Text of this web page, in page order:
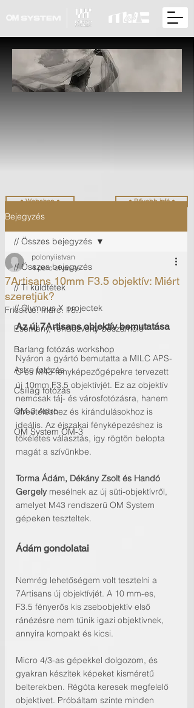
Bejegyzés
// Összes bejegyzés
// Ti küldtétek
// Olympus X projectek
Esemény, rendezvény beszámoló
Barlang fotózás workshop
Astro fotózás
Csillag fotózás
OM-3 Astro
OM System OM-3
// Összes bejegyzés
7Artisans 10mm F3.5 objektív: Miért
szeretjük?
polonyiistvan
4 perc olvasás
Frissítve:márc. 18.
Az új 7Artisans objektív bemutatása
Nyáron a gyártó bemutatta a MILC APS-
C és M43 fényképezőgépekre tervezett
új 10mm F3.5 objektívjét. Ez az objektív
nemcsak táj- és városfotózásra, hanem
streeteléshez és kirándulásokhoz is
ideális. Az éjszakai fényképezéshez is
tökéletes választás, így rögtön belopta
magát a szívünkbe.
Torma Ádám, Dékány Zsolt és Handó
Gergely mesélnek az új süti-objektívről,
amelyet M43 rendszerű OM System
gépeken teszteltek.
Ádám gondolatai
Nemrég lehetőségem volt tesztelni a
7Artisans új objektívjét. A 10 mm-es,
F3.5 fényerős kis zsebobjektív első
ránézésre nem tűnik igazi objektívnek,
annyira kompakt és kicsi.
Micro 4/3-as gépekkel dolgozom, és
gyakran készítek képeket kisméretű
belterekben. Régóta keresek megfelelő
objektívet. Próbáltam szinte minden
• Webshop • • Bővebb infó •